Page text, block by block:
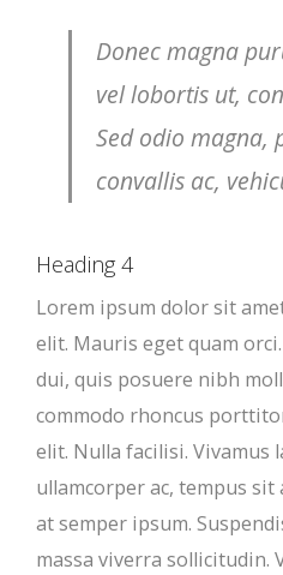
Donec magna
vel lobortis ut,
Sed odio magna,
convallis ac,
Heading 4
Lorem ipsum dolor sit
elit. Mauris eget quam
dui, quis posuere nibh
commodo rhoncus
elit. Nulla facilisi. Vivamus
ullamcorper ac, tempus sit
at semper ipsum.
massa viverra sollicitudin.